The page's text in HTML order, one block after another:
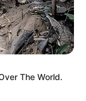
GRWMs
The World.